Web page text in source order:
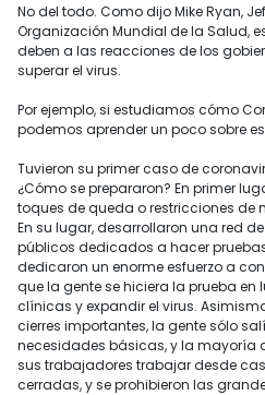
No del todo. Como dijo Mike Ryan,
Organización Mundial de la Salud,
deben a las reacciones de los
superar el virus.
Por ejemplo, si estudiamos cómo
podemos aprender un poco sobre
Tuvieron su primer caso de
¿Cómo se prepararon? En primer
toques de queda o restricciones de
En su lugar, desarrollaron una red
públicos dedicados a hacer
dedicaron un enorme esfuerzo a
que la gente se hiciera la prueba en
clínicas y expandir el virus.
cierres importantes, la gente sólo
necesidades básicas, y la mayoría
sus trabajadores trabajar desde
cerradas, y se prohibieron las